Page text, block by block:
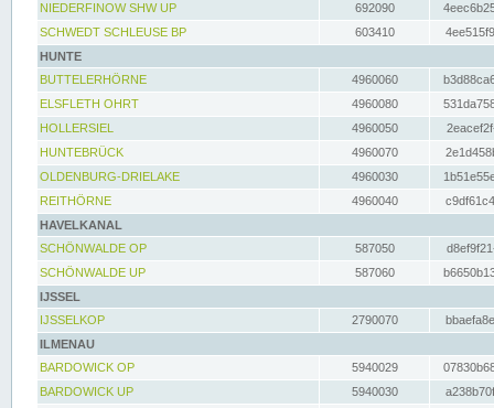
NIEDERFINOW SHW UP
692090
SCHWEDT SCHLEUSE BP
603410
HUNTE
BUTTELERHÖRNE
4960060
ELSFLETH OHRT
4960080
HOLLERSIEL
4960050
HUNTEBRÜCK
4960070
OLDENBURG-DRIELAKE
4960030
REITHÖRNE
4960040
HAVELKANAL
SCHÖNWALDE OP
587050
SCHÖNWALDE UP
587060
IJSSEL
IJSSELKOP
2790070
ILMENAU
BARDOWICK OP
5940029
BARDOWICK UP
5940030